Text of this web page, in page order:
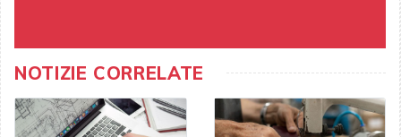
NOTIZIE CORRELATE